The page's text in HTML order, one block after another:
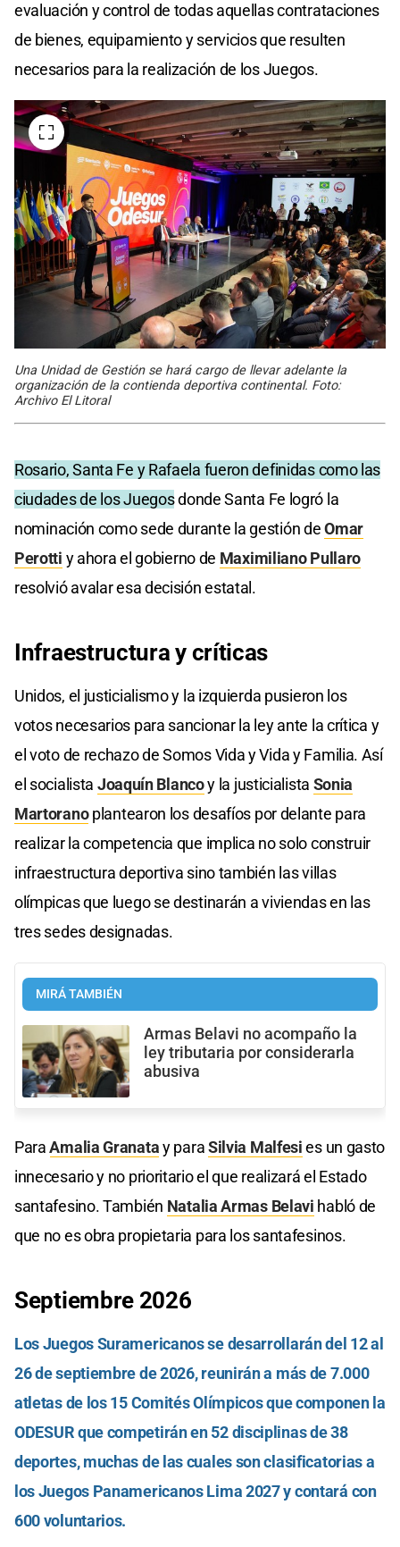
evaluación y control de todas aquellas contrataciones
de bienes, equipamiento y servicios que resulten
necesarios para la realización de los Juegos.
Una Unidad de Gestión se hará cargo de llevar adelante la
organización de la contienda deportiva continental. Foto:
Archivo El Litoral
Rosario, Santa Fe y Rafaela fueron definidas como las
ciudades de los Juegosdonde Santa Fe logró la
nominación como sede durante la gestión deOmar
Perotti y ahora el gobierno de Maximiliano Pullaro
resolvió avalar esa decisión estatal.
Infraestructura y críticas
Unidos, el justicialismo y la izquierda pusieron los
votos necesarios para sancionar la ley ante la crítica y
el voto de rechazo de Somos Vida y Vida y Familia. Así
el socialista Joaquín Blancoy la justicialista Sonia
Martoranoplantearon los desafíos por delante para
realizar la competencia que implica no solo construir
infraestructura deportiva sino también las villas
olímpicas que luego se destinarán a viviendas en las
tres sedes designadas.
MIRÁ TAMBIÉN
Armas Belavi no acompaño la
ley tributaria por considerarla
abusiva
ParaAmalia Granatay paraSilvia Malfesies un gasto
innecesario y no prioritario el que realizará el Estado
santafesino. También Natalia Armas Belavi habló de
que no es obra propietaria para los santafesinos.
Septiembre 2026
Los Juegos Suramericanos se desarrollarán del 12 al
26 de septiembre de 2026, reunirán a más de 7.000
atletas de los 15 Comités Olímpicos que componen la
ODESUR que competirán en 52 disciplinas de 38
deportes, muchas de las cuales son clasificatorias a
los Juegos Panamericanos Lima 2027 y contará con
600 voluntarios.